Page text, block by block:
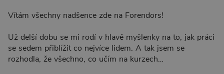
Vítám všechny nadšence zde na Forendors!
Už delší dobu se mi rodí v hlavě myšlenky na to, jak práci
se sedem přiblížit co nejvíce lidem. A tak jsem se
rozhodla, že všechno, co učím na kurzech…